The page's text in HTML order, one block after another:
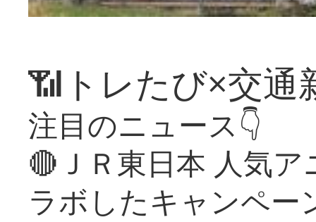
📶トレたび×交通
注目のニュース👇
🔴ＪＲ東日本 人気
ラボしたキャンペー